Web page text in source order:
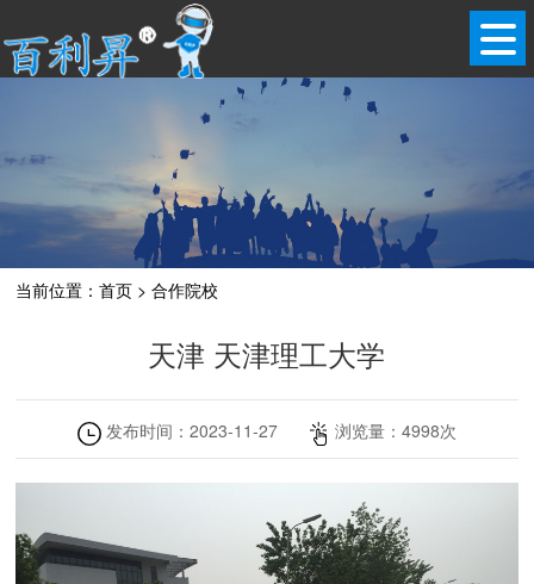
当前位置：首页 >合作院校
天津 天津理工大学
发布时间： 2023-11-27 浏览量： 4998次